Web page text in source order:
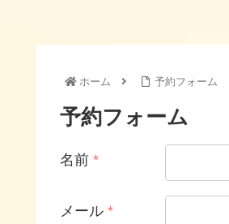
ホーム 予約フォーム
予約フォーム
名前 *
メール *